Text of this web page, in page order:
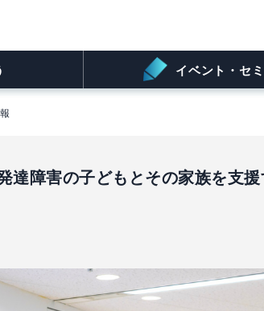
イベント・セ
達障害の子どもとその家族を支